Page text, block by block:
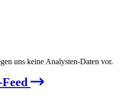
uns keine Analysten-Daten vor.